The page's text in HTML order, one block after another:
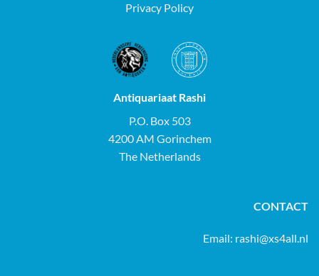
Privacy Policy
Antiquariaat Rashi
P.O. Box 503
4200 AM Gorinchem
The Netherlands
CONTACT
Email: rashi@xs4all.nl